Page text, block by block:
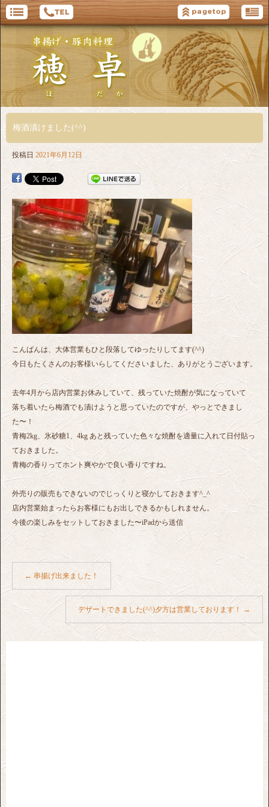
梅酒漬けました(^^)
投稿日 2021年6月12日
こんばんは、大体営業もひと段落してゆったりしてます(^^)
今日もたくさんのお客様いらしてくださいました、ありがとうございます。
去年4月から店内営業お休みしていて、残っていた焼酎が気になっていて
落ち着いたら梅酒でも漬けようと思っていたのですが、やっとできまし
た〜！
青梅2kg、氷砂糖1、4kg あと残っていた色々な焼酎を適量に入れて日付貼っ
ておきました。
青梅の香りってホント爽やかで良い香りですね。
外売りの販売もできないのでじっくりと寝かしておきます^_^
店内営業始まったらお客様にもお出しできるかもしれません。
今後の楽しみをセットしておきました〜iPadから送信
← 串揚げ出来ました！
デザートできました(^^)夕方は営業しております！ →